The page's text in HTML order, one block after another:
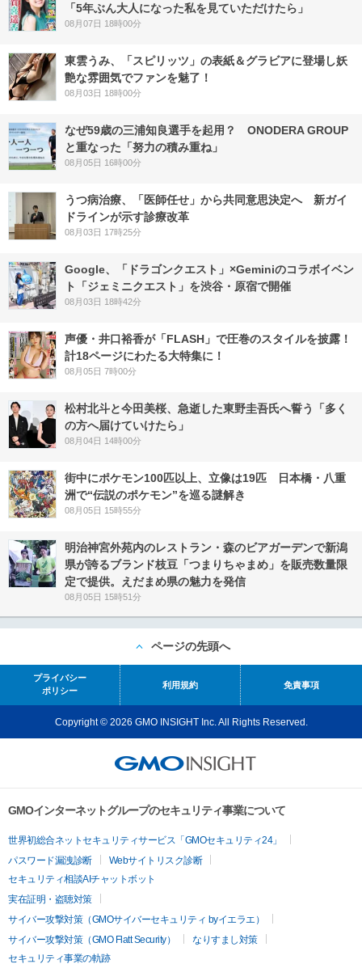
「5年ぶん大人になった私を見ていただけたら」
08月07日 18時00分
東雲うみ、「スピリッツ」の表紙＆グラビアに登場し妖
艶な雰囲気でファンを魅了！
08月03日 18時00分
なぜ59歳の三浦知良選手を起用？ ONODERA GROUP
と重なった「努力の積み重ね」
08月05日 16時00分
うつ病治療、「医師任せ」から共同意思決定へ 新ガイ
ドラインが示す診療改革
08月03日 17時25分
Google、「ドラゴンクエスト」×Geminiのコラボイベン
ト「ジェミニクエスト」を渋谷・原宿で開催
08月03日 18時42分
声優・井口裕香が「FLASH」で圧巻のスタイルを披露！
計18ページにわたる大特集に！
08月05日 7時00分
松村北斗と今田美桜、急逝した東野圭吾氏へ誓う「多く
の方へ届けていけたら」
08月04日 14時00分
街中にポケモン100匹以上、立像は19匹 日本橋・八重
洲で“伝説のポケモン”を巡る謎解き
08月05日 15時55分
明治神宮外苑内のレストラン・森のビアガーデンで新潟
県が誇るブランド枝豆「つまりちゃまめ」を販売数量限
定で提供。えだまめ県の魅力を発信
08月05日 15時51分
ページの先頭へ
プライバシー
ポリシー
利用規約 免責事項
Copyright © 2026 GMO INSIGHT Inc. All Rights Reserved.
GMOインターネットグループのセキュリティ事業について
世界初総合ネットセキュリティサービス「GMOセキュリティ24」
パスワード漏洩診断
Webサイトリスク診断
セキュリティ相談AIチャットボット
実在証明・盗聴対策
サイバー攻撃対策（GMOサイバーセキュリティ byイエラエ）
サイバー攻撃対策（GMO Flatt Security）
なりすまし対策
セキュリティ事業の軌跡